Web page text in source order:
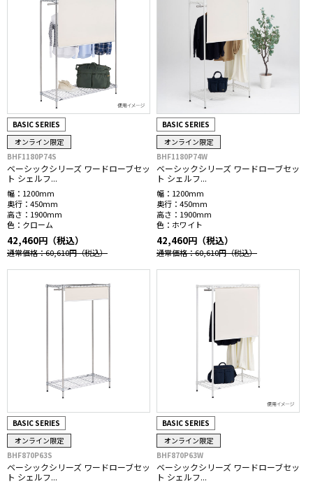
BASIC SERIES
オンライン限定
BHF1180P74S
ベーシックシリーズ ワードローブセッ
ト シェルフ...
幅： 1200mm
奥行： 450mm
高さ： 1900mm
色： クローム
42,460円（税込）
通常価格：60,610円（税込）
BASIC SERIES
オンライン限定
BHF1180P74W
ベーシックシリーズ ワードローブセッ
ト シェルフ...
幅： 1200mm
奥行： 450mm
高さ： 1900mm
色： ホワイト
42,460円（税込）
通常価格：60,610円（税込）
BASIC SERIES
オンライン限定
BHF870P63S
ベーシックシリーズ ワードローブセッ
ト シェルフ...
BASIC SERIES
オンライン限定
BHF870P63W
ベーシックシリーズ ワードローブセッ
ト シェルフ...